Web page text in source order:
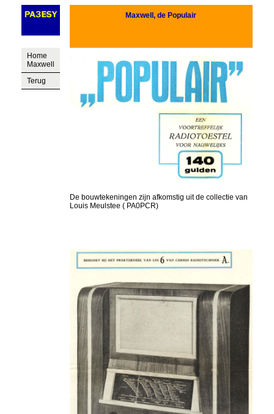
Maxwell, de Populair
Home
Maxwell
Terug
De bouwtekeningen zijn afkomstig uit de collectie van
Louis Meulstee ( PA0PCR)